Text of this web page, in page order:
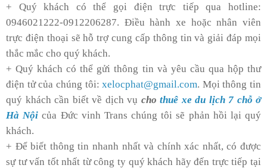
+ Quý khách có thể gọi điện trực tiếp qua hotline:
0946021222-0912206287. Điều hành xe hoặc nhân viên
trực điện thoại sẽ hỗ trợ cung cấp thông tin và giải đáp mọi
thắc mắc cho quý khách.
+ Quý khách có thể gửi thông tin và yêu cầu qua hộp thư
điện tử của chúng tôi:xelocphat@gmail.com. Mọi thông tin
quý khách cần biết về dịch vụ cho thuê xe du lịch 7 chỗ ở
Hà Nội của Đức vinh Trans chúng tôi sẽ phản hồi lại quý
khách.
+ Để biết thông tin nhanh nhất và chính xác nhất, có được
sự tư vấn tốt nhất từ công ty quý khách hãy đến trực tiếp tại